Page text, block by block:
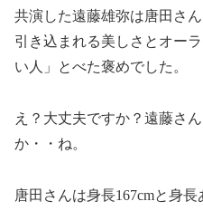
共演した遠藤雄弥は唐田さ
引き込まれる美しさとオー
い人」とべた褒めでした。
え？大丈夫ですか？遠藤さ
か・・ね。
唐田さんは身長167cmと身